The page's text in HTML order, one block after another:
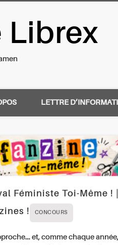
Librex
LETTRE
Féministe Toi-Même !
!
CONCOURS
et, comme chaque année,